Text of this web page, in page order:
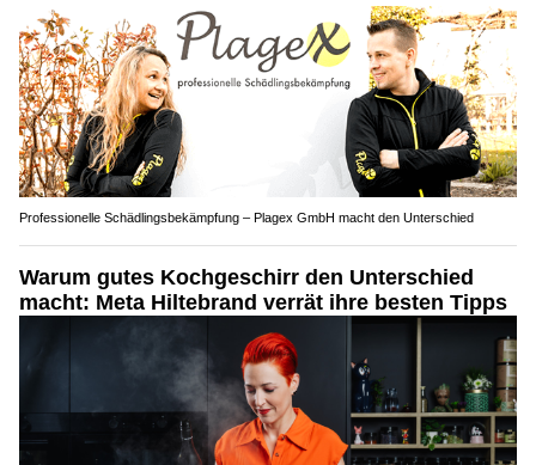
Professionelle Schädlingsbekämpfung – Plagex GmbH macht den Unterschied
Warum gutes Kochgeschirr den Unterschied
macht: Meta Hiltebrand verrät ihre besten Tipps